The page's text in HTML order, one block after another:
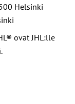
Helsinki
ovat JHL:lle